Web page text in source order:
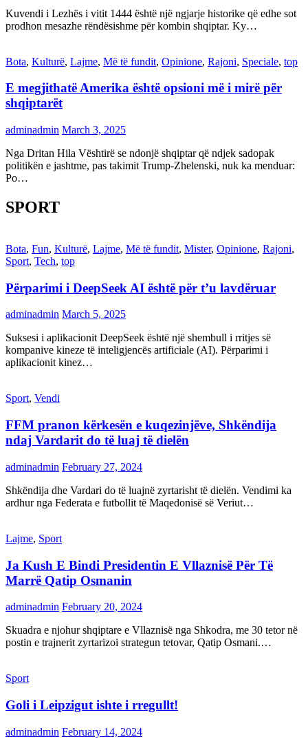
Kuvendi i Lezhës i vitit 1444 është një ngjarje historike që edhe sot
prodhon mesazhe rëndësishme për kombin shqiptar. Ky…
Bota, Kulturë, Lajme, Më të fundit, Opinione, Rajoni, Speciale, top
E megjithatë Amerika është opsioni më i mirë për
shqiptarët
adminadmin March 3, 2025
Nga Dritan Hila Vështirë se ndonjë shqiptar që ndjek sadopak
politikën e jashtme, pas takimit Trump-Zhelenski, nuk ka menduar:
Po…
SPORT
Bota, Fun, Kulturë, Lajme, Më të fundit, Mister, Opinione, Rajoni,
Sport, Tech, top
Përparimi i DeepSeek AI është për t’u lavdëruar
adminadmin March 5, 2025
Suksesi i aplikacionit DeepSeek është një shembull i rritjes së
kompanive kineze të inteligjencës artificiale (AI). Përparimi i
aplikacionit kinez…
Sport, Vendi
FFM pranon kërkesën e kuqezinjëve, Shkëndija
ndaj Vardarit do të luaj të dielën
adminadmin February 27, 2024
Shkëndija dhe Vardari do të luajnë zyrtarisht të dielën. Vendimi ka
ardhur nga Federata e futbollit të Maqedonisë së Veriut…
Lajme, Sport
Ja Kush E Bindi Presidentin E Vllaznisë Për Të
Marrë Qatip Osmanin
adminadmin February 20, 2024
Skuadra e njohur shqiptare e Vllaznisë nga Shkodra, me 30 tetor në
postin e trajnerit zyrtarizoi strategun tetovar, Qatip Osmani.…
Sport
Goli i Leipzigut ishte i rregullt!
adminadmin February 14, 2024